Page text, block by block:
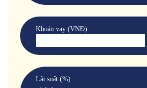
Khoản vay (VNĐ)
Lãi suất (%)